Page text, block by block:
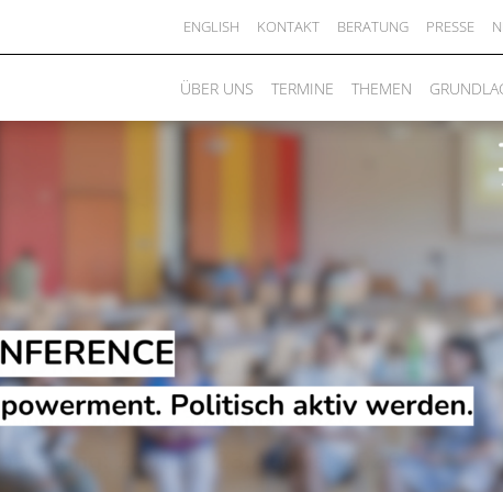
ENGLISH KONTAKT BERATUNG PRESSE
ÜBER UNS TERMINE THEMEN